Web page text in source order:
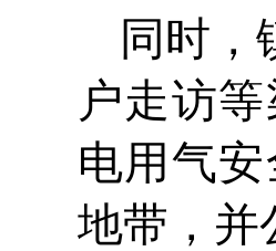
同时，
户走访
电用气
地带，并